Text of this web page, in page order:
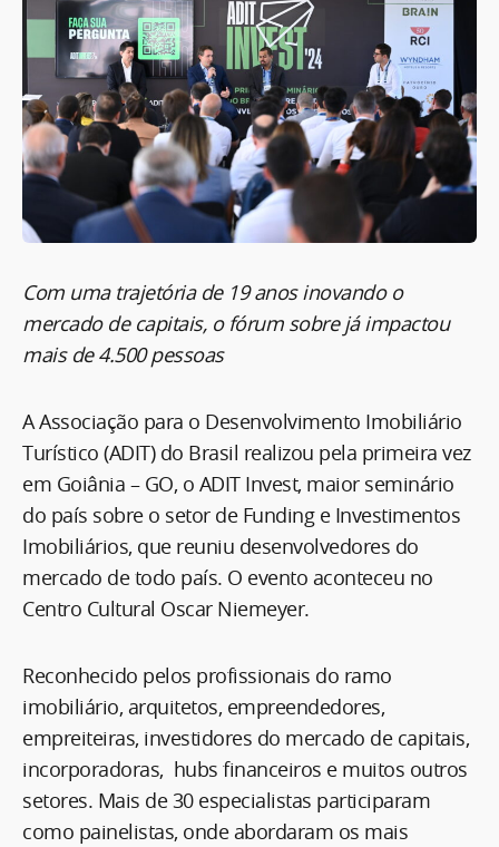
Com uma trajetória de 19 anos inovando o
mercado de capitais, o fórum sobre já impactou
mais de 4.500 pessoas
A Associação para o Desenvolvimento Imobiliário
Turístico (ADIT) do Brasil realizou pela primeira vez
em Goiânia – GO, o ADIT Invest, maior seminário
do país sobre o setor de Funding e Investimentos
Imobiliários, que reuniu desenvolvedores do
mercado de todo país. O evento aconteceu no
Centro Cultural Oscar Niemeyer.
Reconhecido pelos profissionais do ramo
imobiliário, arquitetos, empreendedores,
empreiteiras, investidores do mercado de capitais,
incorporadoras, hubs financeiros e muitos outros
setores. Mais de 30 especialistas participaram
como painelistas, onde abordaram os mais